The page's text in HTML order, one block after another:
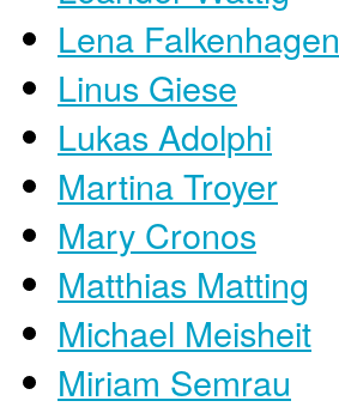
Lena Falkenhagen
Linus Giese
Lukas Adolphi
Martina Troyer
Mary Cronos
Matthias Matting
Michael Meisheit
Miriam Semrau